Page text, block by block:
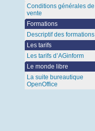
Conditions générales de
vente
Formations
Descriptif des formations
Les tarifs
Les tarifs d’AGinform
Le monde libre
La suite bureautique
OpenOffice